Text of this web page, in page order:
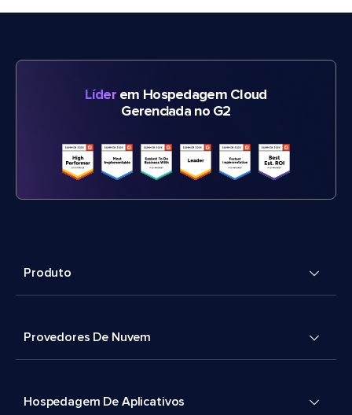
Líderem Hospedagem Cloud
Gerenciada no G2
Produto
Provedores De Nuvem
Hospedagem De Aplicativos